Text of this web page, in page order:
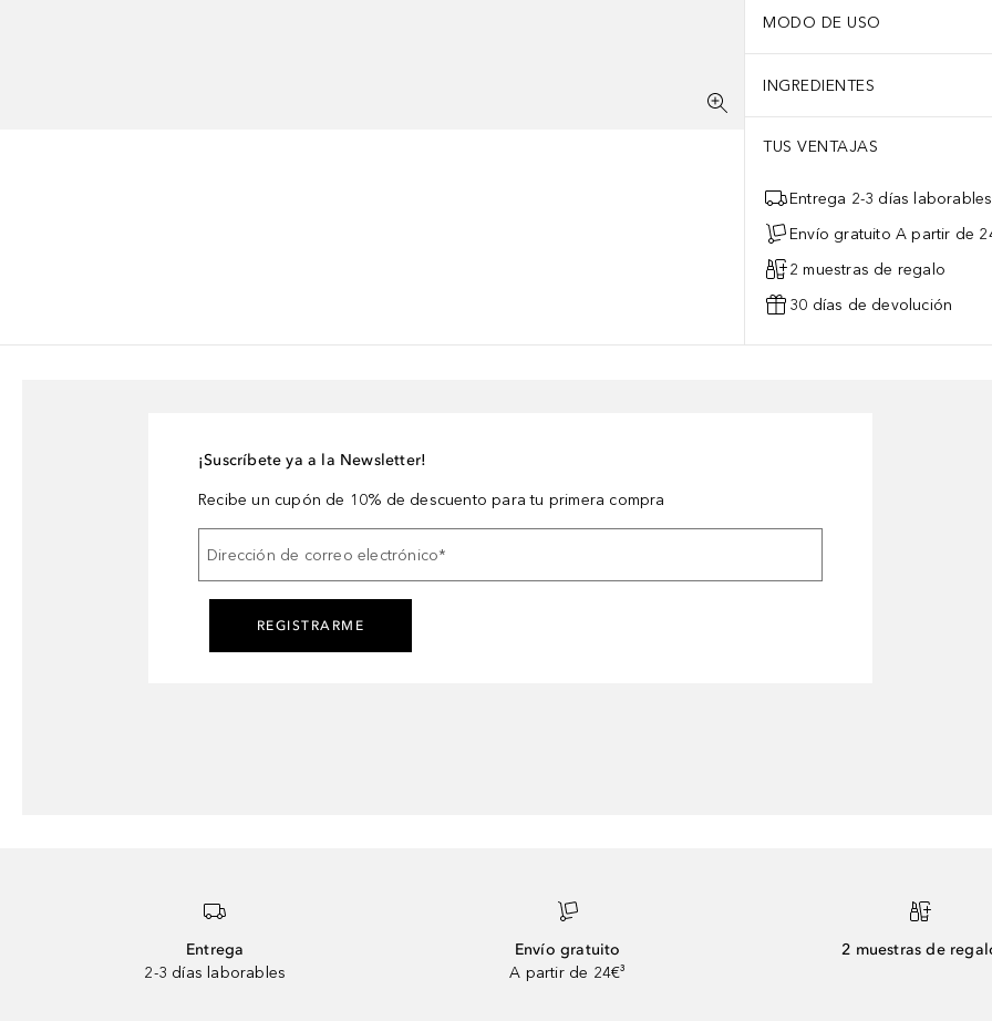
MODO DE USO
INGREDIENTES
TUS VENTAJAS
Entrega 2-3 días laborables
Envío gratuito A partir de
2 muestras de regalo
30 días de devolución
¡Suscríbete ya a la Newsletter!
Recibe un cupón de 10% de descuento para tu primera compra
Dirección de correo electrónico*
REGISTRARME
Entrega
2-3 días laborables
Envío gratuito
A partir de 24€³
2 muestras de